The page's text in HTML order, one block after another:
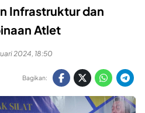
Infrastruktur dan
Atlet
2024, 18:50
Bagikan: